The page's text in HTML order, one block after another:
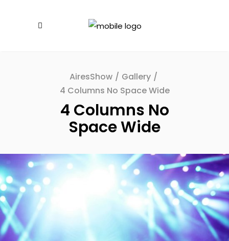
AiresShow / Gallery /
4 Columns No Space Wide
4 Columns No
Space Wide